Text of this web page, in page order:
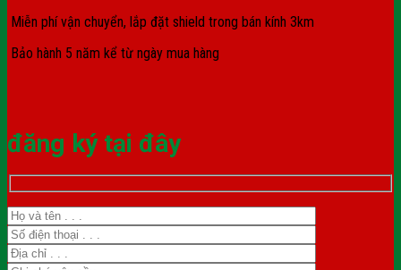
Miễn phí vận chuyển, lắp đặt shield trong bán kính 3km
Bảo hành 5 năm kể từ ngày mua hàng
đăng ký tại đây